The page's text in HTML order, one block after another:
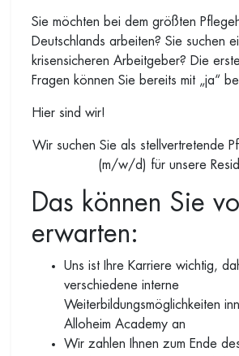
Sie möchten bei dem größten
Deutschlands arbeiten? Sie suchen
krisensicheren Arbeitgeber? Die
Fragen können Sie bereits mit „ja“
Hier sind wir!
Wir suchen Sie als stellvertretende
(m/w/d) für unsere
Das können Sie
erwarten:
Uns ist Ihre Karriere wichtig,
verschiedene interne
Weiterbildungsmöglichkeiten
Alloheim Academy an
Wir zahlen Ihnen zum Ende